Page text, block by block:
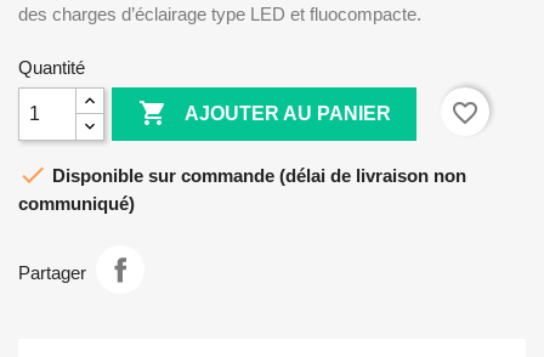
des charges d’éclairage type LED et fluocompacte.
Quantité
 AJOUTER AU PANIER favorite_border
 Disponible sur commande (délai de livraison non
communiqué)
Partager